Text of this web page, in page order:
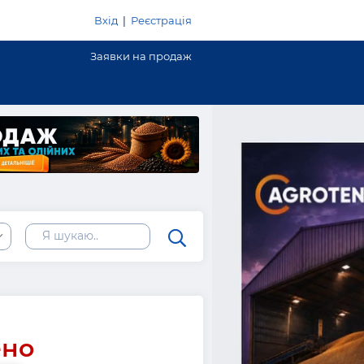
Вхід | Реєстрація
Заявки на продаж